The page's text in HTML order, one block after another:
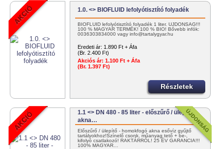
1.0. <> BIOFLUID lefolyótisztító folyadék
BIOFLUID lefolyótisztító folyadék 1 liter. ÚJDONSÁG!!!
100 % MAGYAR TERMÉK! 100 % BIO! Bővebb infók:
0036303834000 vagy info@tartalygyar.hu
Eredeti ár: 1.890 Ft + Áfa
(Br. 2.400 Ft)
Akciós ár: 1.100 Ft + Áfa
(Br. 1.397 Ft)
Részletek
1.1 <> DN 480 - 85 liter - előszűrő / ülepítő
akna…
Előszűrő / ülepítő - homokfogó akna esővíz gyűjtő
tartályokhoz!Színelő csonk, műanyag tető + be-,
kifolyó csatlakozó! RAKTÁRRÓL! 25 ÉV GARANCIA!!!
100% MAGYAR…